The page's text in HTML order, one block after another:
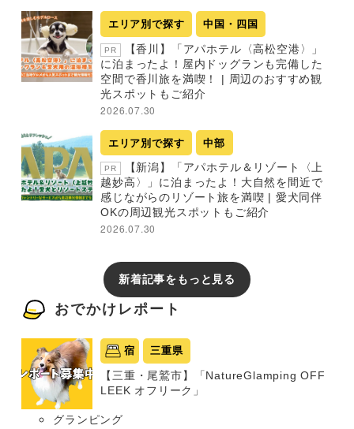
エリア別で探す 中国・四国
PR
【香川】「アパホテル〈高松空港〉」
に泊まったよ！屋内ドッグランも完備した
空間で香川旅を満喫！ | 周辺のおすすめ観
光スポットもご紹介
2026.07.30
エリア別で探す 中部
PR
【新潟】「アパホテル＆リゾート〈上
越妙高〉」に泊まったよ！大自然を間近で
感じながらのリゾート旅を満喫 | 愛犬同伴
OKの周辺観光スポットもご紹介
2026.07.30
新着記事をもっと見る
おでかけレポート
宿 三重県
【三重・尾鷲市】「NatureGlamping OFF
LEEK オフリーク」
グランピング